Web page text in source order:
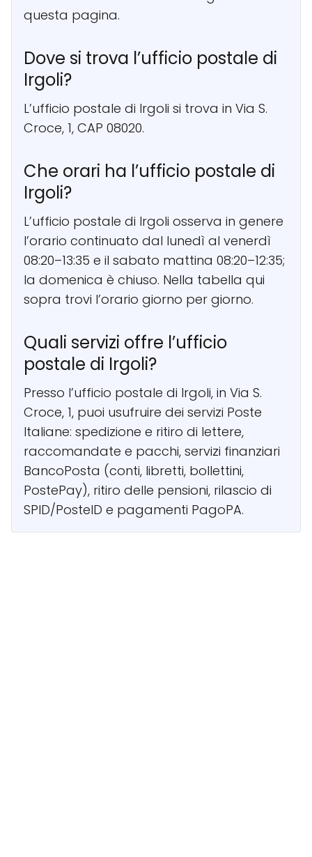
questa pagina.
Dove si trova l’ufficio postale di
Irgoli?
L’ufficio postale di Irgoli si trova in Via S.
Croce, 1, CAP 08020.
Che orari ha l’ufficio postale di
Irgoli?
L’ufficio postale di Irgoli osserva in genere
l’orario continuato dal lunedì al venerdì
08:20–13:35 e il sabato mattina 08:20–12:35;
la domenica è chiuso. Nella tabella qui
sopra trovi l’orario giorno per giorno.
Quali servizi offre l’ufficio
postale di Irgoli?
Presso l’ufficio postale di Irgoli, in Via S.
Croce, 1, puoi usufruire dei servizi Poste
Italiane: spedizione e ritiro di lettere,
raccomandate e pacchi, servizi finanziari
BancoPosta (conti, libretti, bollettini,
PostePay), ritiro delle pensioni, rilascio di
SPID/PosteID e pagamenti PagoPA.